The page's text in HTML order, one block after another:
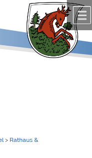
springen.
> Rathaus &